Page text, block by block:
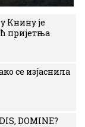
Книну је
пријетња
се изјаснила
DOMINE?